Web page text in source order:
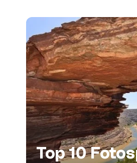
Top 10